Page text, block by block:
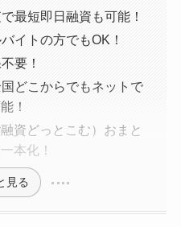
最短即日融資も可能！
イトの方でもOK！
要！
どこからでもネットで
！
資どっとこむ）おまと
本化！
見る